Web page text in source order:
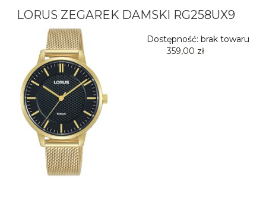
LORUS ZEGAREK DAMSKI RG258UX9
Dostępność: brak towaru
359,00 zł